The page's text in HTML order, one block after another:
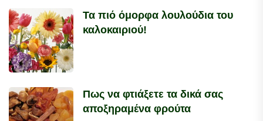
Τα πιό όμορφα λουλούδια του
καλοκαιριού!
Πως να φτιάξετε τα δικά σας
αποξηραμένα φρούτα